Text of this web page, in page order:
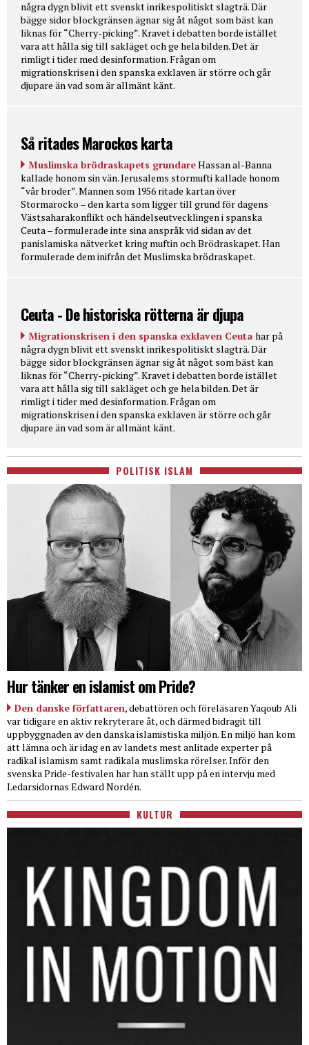
några dygn blivit ett svenskt inrikespolitiskt slagträ. Där
bägge sidor blockgränsen ägnar sig åt något som bäst kan
liknas för “Cherry-picking”. Kravet i debatten borde istället
vara att hålla sig till sakläget och ge hela bilden. Det är
rimligt i tider med desinformation. Frågan om
migrationskrisen i den spanska exklaven är större och går
djupare än vad som är allmänt känt.
Så ritades Marockos karta
Muslimska brödraskapets grundareHassan al-Banna
kallade honom sin vän. Jerusalems stormufti kallade honom
“vår broder”. Mannen som 1956 ritade kartan över
Stormarocko – den karta som ligger till grund för dagens
Västsaharakonflikt och händelseutvecklingen i spanska
Ceuta – formulerade inte sina anspråk vid sidan av det
panislamiska nätverket kring muftin och Brödraskapet. Han
formulerade dem inifrån det Muslimska brödraskapet.
Ceuta - De historiska rötterna är djupa
Migrationskrisen i den spanska exklaven Ceuta har på
några dygn blivit ett svenskt inrikespolitiskt slagträ. Där
bägge sidor blockgränsen ägnar sig åt något som bäst kan
liknas för “Cherry-picking”. Kravet i debatten borde istället
vara att hålla sig till sakläget och ge hela bilden. Det är
rimligt i tider med desinformation. Frågan om
migrationskrisen i den spanska exklaven är större och går
djupare än vad som är allmänt känt.
POLITISK ISLAM
Hur tänker en islamist om Pride?
Den danske författaren, debattören och föreläsaren Yaqoub Ali
var tidigare en aktiv rekryterare åt, och därmed bidragit till
uppbyggnaden av den danska islamistiska miljön. En miljö han kom
att lämna och är idag en av landets mest anlitade experter på
radikal islamism samt radikala muslimska rörelser. Inför den
svenska Pride-festivalen har han ställt upp på en intervju med
Ledarsidornas Edward Nordén.
KULTUR